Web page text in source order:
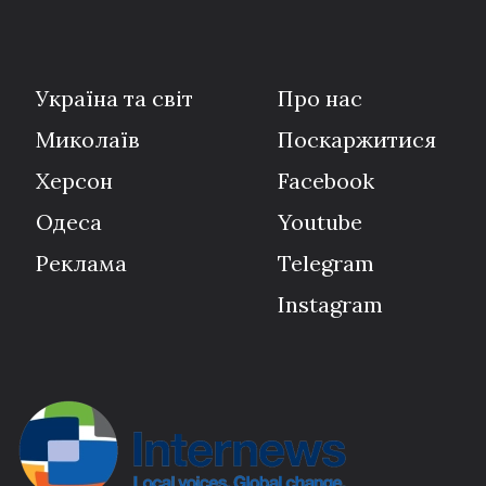
Україна та світ
Миколаїв
Херсон
Одеса
Реклама
Про нас
Поскаржитися
Facebook
Youtube
Telegram
Instagram